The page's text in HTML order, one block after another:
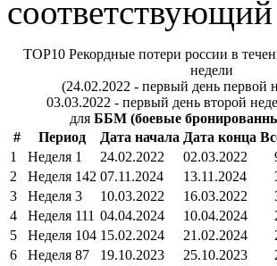
TOP10 Рекордные потери россии в
недели
(24.02.2022 - первый день первой
03.03.2022 - первый день второй
для ББМ (боевые
#
Период Дата начала Дата конца
1
Неделя 1 24.02.2022 02.03.2022
2
Неделя 142 07.11.2024 13.11.2024
3
Неделя 3 10.03.2022 16.03.2022
4
Неделя 111 04.04.2024 10.04.2024
5
Неделя 104 15.02.2024 21.02.2024
6
Неделя 87 19.10.2023 25.10.2023